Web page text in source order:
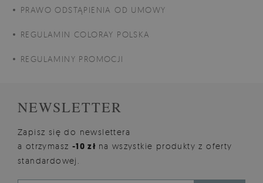
PRAWO ODSTĄPIENIA OD UMOWY
REGULAMIN COLORAY POLSKA
REGULAMINY PROMOCJI
NEWSLETTER
Zapisz się do newslettera
a otrzymasz -10 zł na wszystkie produkty z oferty
standardowej.